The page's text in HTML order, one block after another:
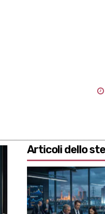
Articoli dello